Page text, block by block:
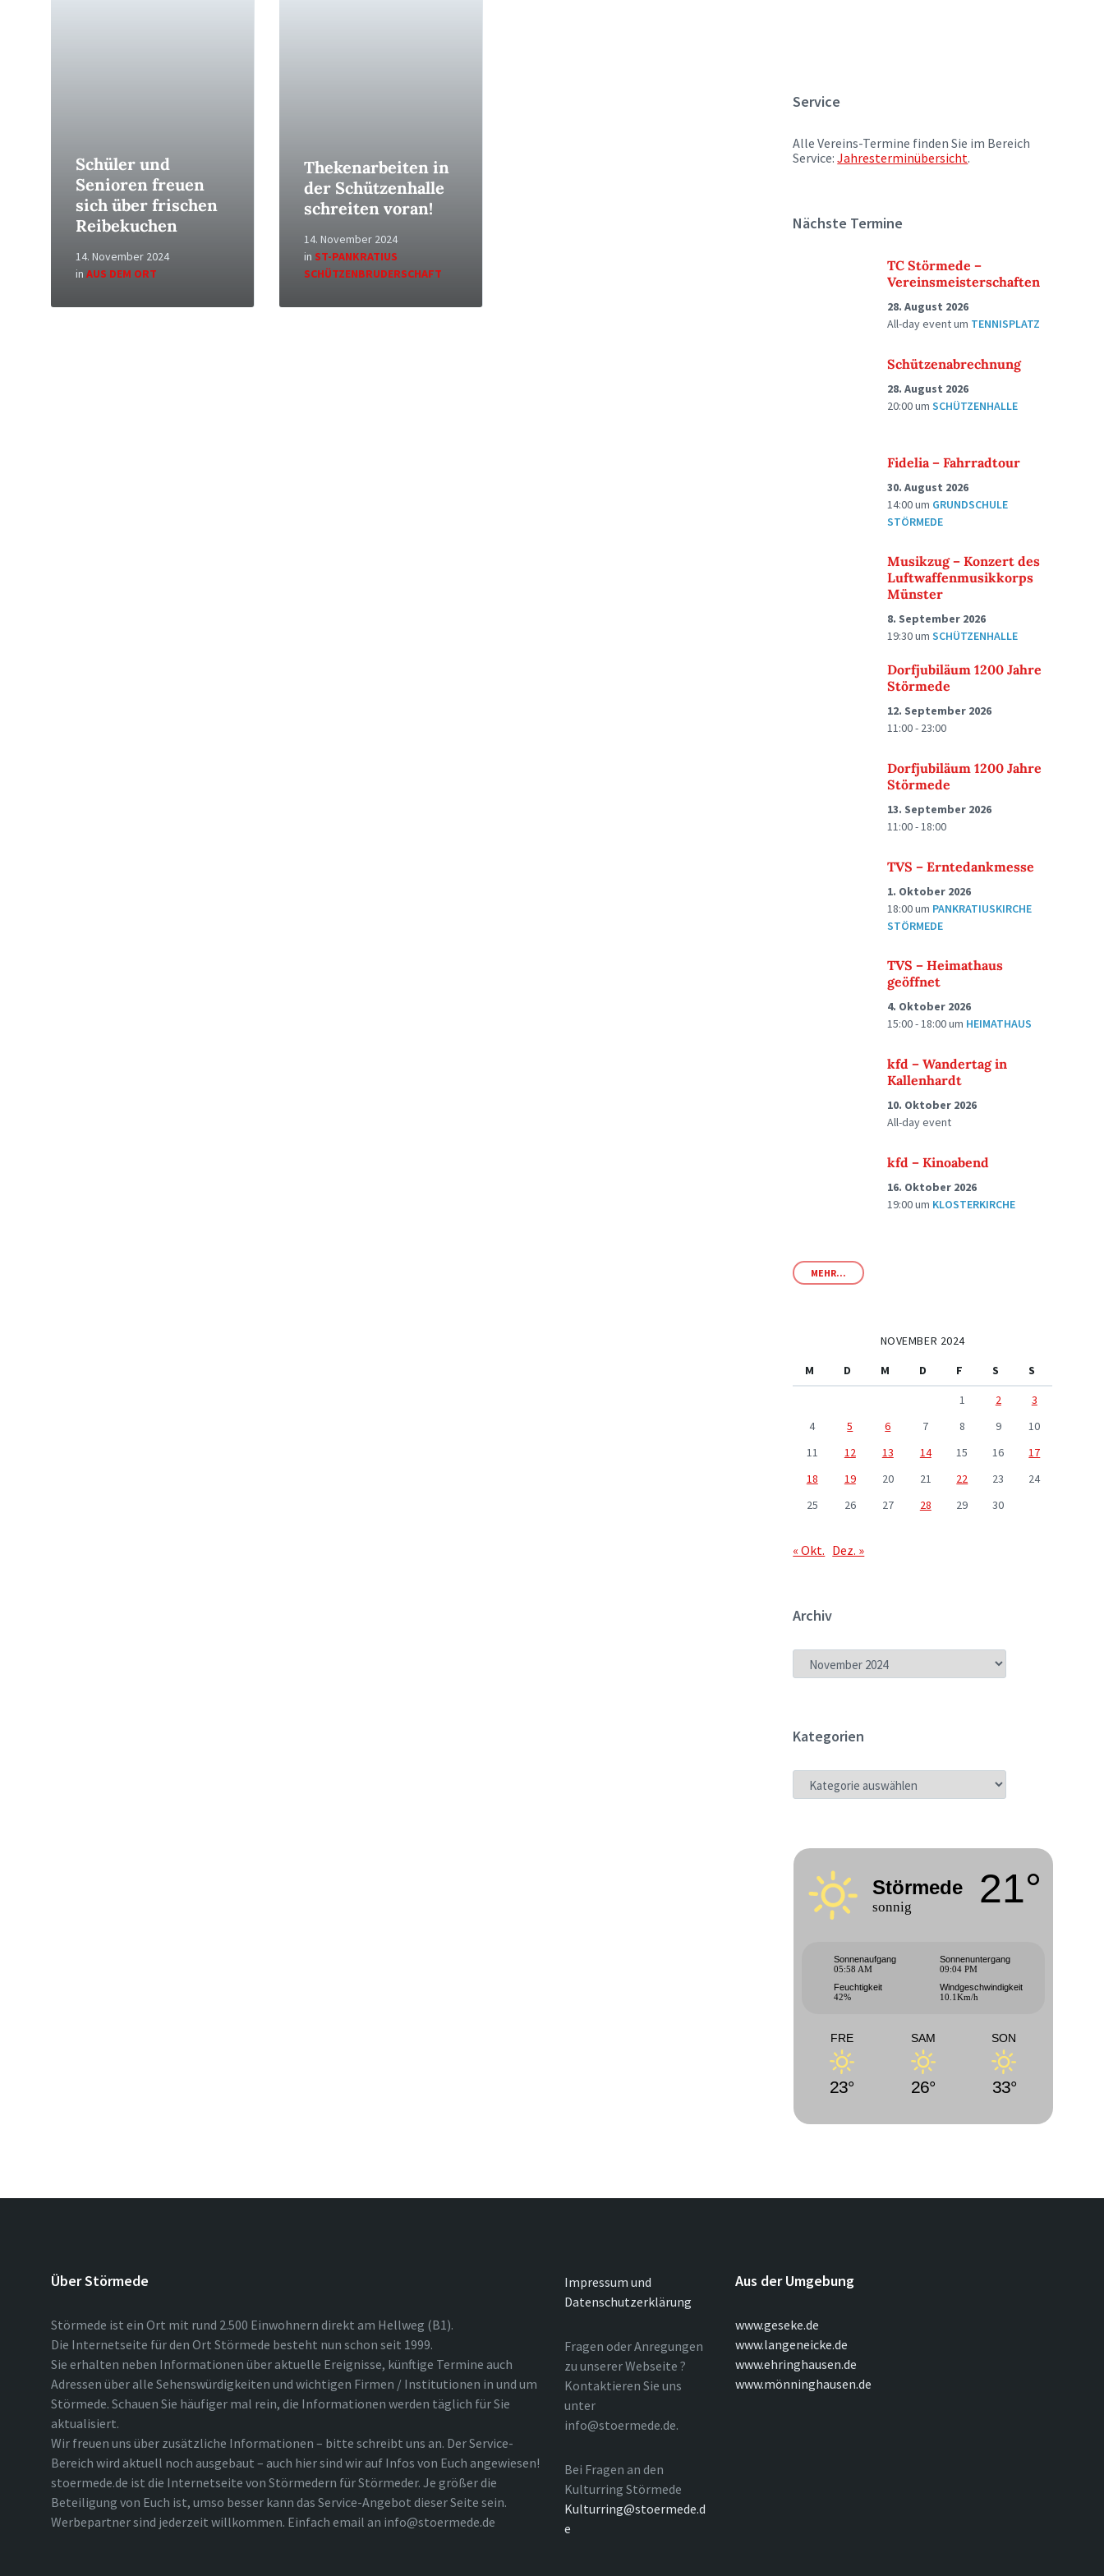
Schüler und
Senioren freuen
sich über frischen
Reibekuchen
14. November 2024
in AUS DEM ORT
Thekenarbeiten in
der Schützenhalle
schreiten voran!
14. November 2024
in ST-PANKRATIUS
SCHÜTZENBRUDERSCHAFT
Service
Alle Vereins-Termine finden Sie im Bereich
Service:Jahresterminübersicht.
Nächste Termine
TC Störmede –
Vereinsmeisterschaften
28. August 2026
All-day eventum TENNISPLATZ
Schützenabrechnung
28. August 2026
20:00umSCHÜTZENHALLE
Fidelia – Fahrradtour
30. August 2026
14:00um GRUNDSCHULE
STÖRMEDE
Musikzug – Konzert des
Luftwaffenmusikkorps
Münster
8. September 2026
19:30umSCHÜTZENHALLE
Dorfjubiläum 1200 Jahre
Störmede
12. September 2026
11:00 - 23:00
Dorfjubiläum 1200 Jahre
Störmede
13. September 2026
11:00 - 18:00
TVS – Erntedankmesse
1. Oktober 2026
18:00um PANKRATIUSKIRCHE
STÖRMEDE
TVS – Heimathaus
geöffnet
4. Oktober 2026
15:00 - 18:00um HEIMATHAUS
kfd – Wandertag in
Kallenhardt
10. Oktober 2026
All-day event
kfd – Kinoabend
16. Oktober 2026
19:00um KLOSTERKIRCHE
MEHR...
NOVEMBER 2024
M
D M D F S
S
1
2
3
4
5 6 7 8 9
10
11
12 13 14 15 16
17
18
19 20 21 22 23
24
25
26 27 28 29 30
« Okt. Dez. »
Archiv
ARCHIV
Kategorien
KATEGORIEN
Störmede
sonnig 21°
Sonnenaufgang
05:58 AM
Sonnenuntergang
09:04 PM
Feuchtigkeit
42%
Windgeschwindigkeit
10.1Km/h
FRE
23°
SAM
26°
SON
33°
Über Störmede
Störmede ist ein Ort mit rund 2.500 Einwohnern direkt am Hellweg (B1).
Die Internetseite für den Ort Störmede besteht nun schon seit 1999.
Sie erhalten neben Informationen über aktuelle Ereignisse, künftige Termine auch
Adressen über alle Sehenswürdigkeiten und wichtigen Firmen / Institutionen in und um
Störmede. Schauen Sie häufiger mal rein, die Informationen werden täglich für Sie
aktualisiert.
Wir freuen uns über zusätzliche Informationen – bitte schreibt uns an. Der Service-
Bereich wird aktuell noch ausgebaut – auch hier sind wir auf Infos von Euch angewiesen!
stoermede.de ist die Internetseite von Störmedern für Störmeder. Je größer die
Beteiligung von Euch ist, umso besser kann das Service-Angebot dieser Seite sein.
Werbepartner sind jederzeit willkommen. Einfach email an info@stoermede.de
Impressum und
Datenschutzerklärung
Fragen oder Anregungen
zu unserer Webseite ?
Kontaktieren Sie uns
unter
info@stoermede.de.
Bei Fragen an den
Kulturring Störmede
Kulturring@stoermede.d
e
Aus der Umgebung
www.geseke.de
www.langeneicke.de
www.ehringhausen.de
www.mönninghausen.de